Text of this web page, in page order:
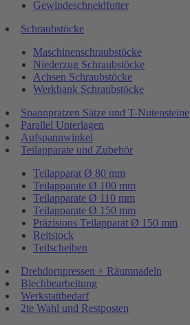
Gewindeschneidfutter
Schraubstöcke
Maschinenschraubstöcke
Niederzug Schraubstöcke
Achsen Schraubstöcke
Werkbank Schraubstöcke
Spannpratzen Sätze und T-Nutensteine
Parallel Unterlagen
Aufspannwinkel
Teilapparate und Zubehör
Teilapparat Ø 80 mm
Teilapparate Ø 100 mm
Teilapparate Ø 110 mm
Teilapparate Ø 150 mm
Präzisions Teilapparat Ø 150 mm
Reitstock
Teilscheiben
Drehdornpressen + Räumnadeln
Blechbearbeitung
Werkstattbedarf
2te Wahl und Restposten